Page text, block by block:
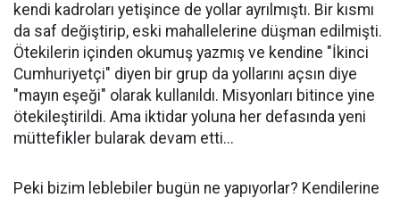
kendi kadroları yetişince de yollar ayrılmıştı. Bir kısmı
da saf değiştirip, eski mahallelerine düşman edilmişti.
Ötekilerin içinden okumuş yazmış ve kendine "İkinci
Cumhuriyetçi" diyen bir grup da yollarını açsın diye
"mayın eşeği" olarak kullanıldı. Misyonları bitince yine
ötekileştirildi. Ama iktidar yoluna her defasında yeni
müttefikler bularak devam etti...
Peki bizim leblebiler bugün ne yapıyorlar? Kendilerine